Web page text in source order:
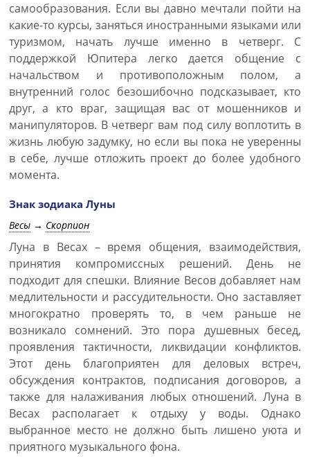
самообразования. Если вы давно мечтали пойти на
какие-то курсы, заняться иностранными языками или
туризмом, начать лучше именно в четверг. С
поддержкой Юпитера легко дается общение с
начальством и противоположным полом, а
внутренний голос безошибочно подсказывает, кто
друг, а кто враг, защищая вас от мошенников и
манипуляторов. В четверг вам под силу воплотить в
жизнь любую задумку, но если вы пока не уверенны
в себе, лучше отложить проект до более удобного
момента.
Знак зодиака Луны
Весы → Скорпион
Луна в Весах – время общения, взаимодействия,
принятия компромиссных решений. День не
подходит для спешки. Влияние Весов добавляет нам
медлительности и рассудительности. Оно заставляет
многократно проверять то, в чем раньше не
возникало сомнений. Это пора душевных бесед,
проявления тактичности, ликвидации конфликтов.
Этот день благоприятен для деловых встреч,
обсуждения контрактов, подписания договоров, а
также для налаживания любых отношений. Луна в
Весах располагает к отдыху у воды. Однако
выбранное место не должно быть лишено уюта и
приятного музыкального фона.